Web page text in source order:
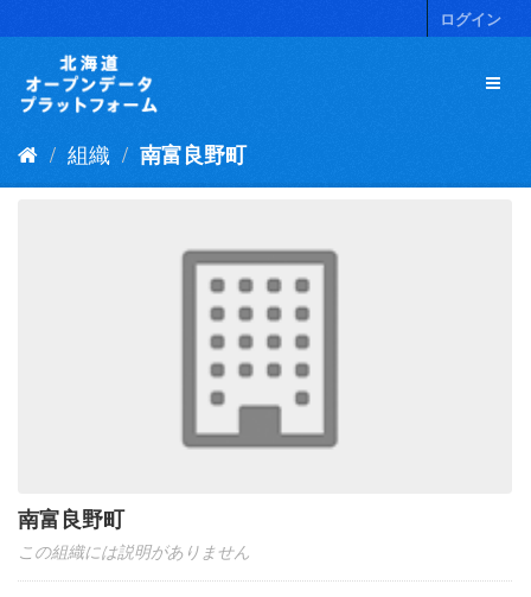
キ
ログイン
組織 南富良野町
南富良野町
この組織には説明がありません